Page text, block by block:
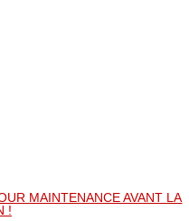
MAINTENANCE AVANT LA
!